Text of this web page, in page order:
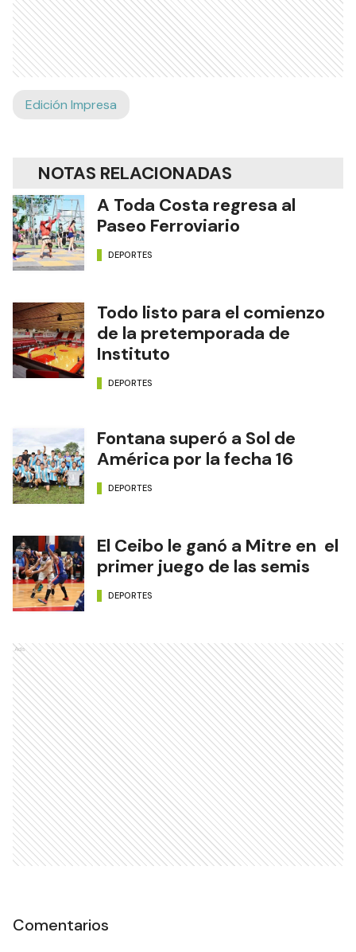
Edición Impresa
NOTAS RELACIONADAS
A Toda Costa regresa al
Paseo Ferroviario
DEPORTES
Todo listo para el comienzo
de la pretemporada de
Instituto
DEPORTES
Fontana superó a Sol de
América por la fecha 16
DEPORTES
El Ceibo le ganó a Mitre en el
primer juego de las semis
DEPORTES
Ads
Comentarios